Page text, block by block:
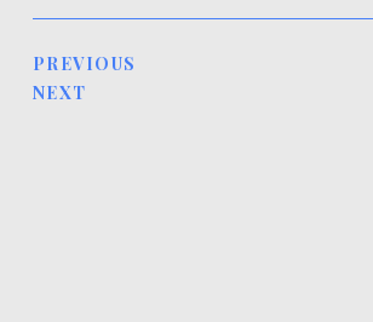
PREVIOUS
NEXT